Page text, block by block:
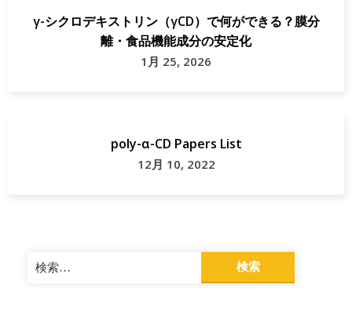
γ-シクロデキストリン（γCD）で何ができる？膜分
離・食品機能成分の安定化
1月 25, 2026
poly-α-CD Papers List
12月 10, 2022
検
索: